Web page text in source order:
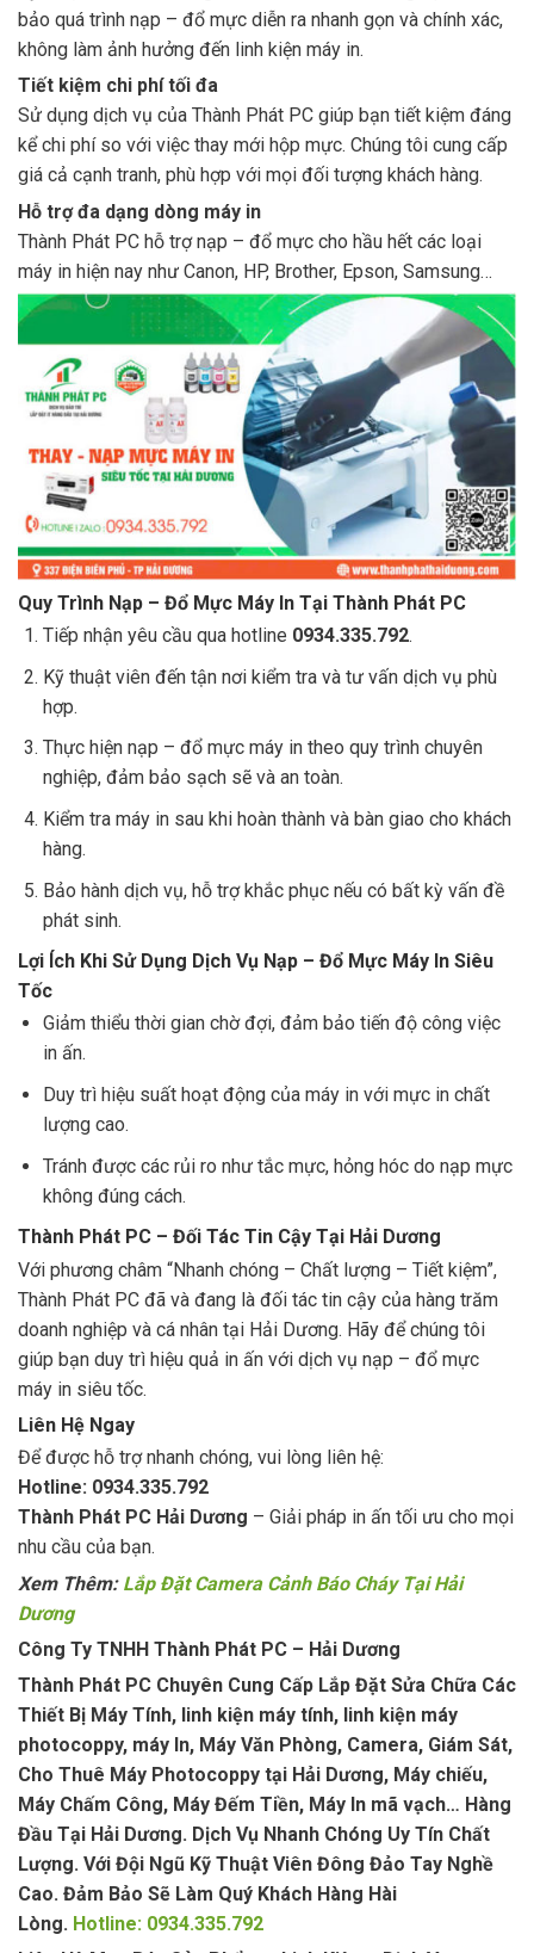
bảo quá trình nạp – đổ mực diễn ra nhanh gọn và chính xác,
không làm ảnh hưởng đến linh kiện máy in.
Tiết kiệm chi phí tối đa
Sử dụng dịch vụ của Thành Phát PC giúp bạn tiết kiệm đáng
kể chi phí so với việc thay mới hộp mực. Chúng tôi cung cấp
giá cả cạnh tranh, phù hợp với mọi đối tượng khách hàng.
Hỗ trợ đa dạng dòng máy in
Thành Phát PC hỗ trợ nạp – đổ mực cho hầu hết các loại
máy in hiện nay như Canon, HP, Brother, Epson, Samsung…
Quy Trình Nạp – Đổ Mực Máy In Tại Thành Phát PC
Tiếp nhận yêu cầu qua hotline 0934.335.792.
Kỹ thuật viên đến tận nơi kiểm tra và tư vấn dịch vụ phù
hợp.
Thực hiện nạp – đổ mực máy in theo quy trình chuyên
nghiệp, đảm bảo sạch sẽ và an toàn.
Kiểm tra máy in sau khi hoàn thành và bàn giao cho khách
hàng.
Bảo hành dịch vụ, hỗ trợ khắc phục nếu có bất kỳ vấn đề
phát sinh.
Lợi Ích Khi Sử Dụng Dịch Vụ Nạp – Đổ Mực Máy In Siêu
Tốc
Giảm thiểu thời gian chờ đợi, đảm bảo tiến độ công việc
in ấn.
Duy trì hiệu suất hoạt động của máy in với mực in chất
lượng cao.
Tránh được các rủi ro như tắc mực, hỏng hóc do nạp mực
không đúng cách.
Thành Phát PC – Đối Tác Tin Cậy Tại Hải Dương
Với phương châm “Nhanh chóng – Chất lượng – Tiết kiệm”,
Thành Phát PC đã và đang là đối tác tin cậy của hàng trăm
doanh nghiệp và cá nhân tại Hải Dương. Hãy để chúng tôi
giúp bạn duy trì hiệu quả in ấn với dịch vụ nạp – đổ mực
máy in siêu tốc.
Liên Hệ Ngay
Để được hỗ trợ nhanh chóng, vui lòng liên hệ:
Hotline: 0934.335.792
Thành Phát PC Hải Dương – Giải pháp in ấn tối ưu cho mọi
nhu cầu của bạn.
Xem Thêm: Lắp Đặt Camera Cảnh Báo Cháy Tại Hải
Dương
Công Ty TNHH Thành Phát PC – Hải Dương
Thành Phát PC Chuyên Cung Cấp Lắp Đặt Sửa Chữa Các
Thiết Bị Máy Tính, linh kiện máy tính, linh kiện máy
photocoppy, máy In, Máy Văn Phòng, Camera, Giám Sát,
Cho Thuê Máy Photocoppy tại Hải Dương, Máy chiếu,
Máy Chấm Công, Máy Đếm Tiền, Máy In mã vạch… Hàng
Đầu Tại Hải Dương. Dịch Vụ Nhanh Chóng Uy Tín Chất
Lượng. Với Đội Ngũ Kỹ Thuật Viên Đông Đảo Tay Nghề
Cao. Đảm Bảo Sẽ Làm Quý Khách Hàng Hài
Lòng. Hotline: 0934.335.792